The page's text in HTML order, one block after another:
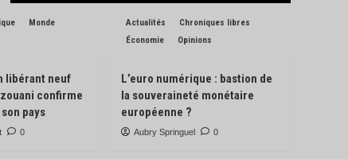
Monde
libérant neuf
confirme
pays
0
Actualités
Chroniques libres
Économie
Opinions
L’euro numérique : bastion de
la souveraineté monétaire
européenne ?
Aubry Springuel 0